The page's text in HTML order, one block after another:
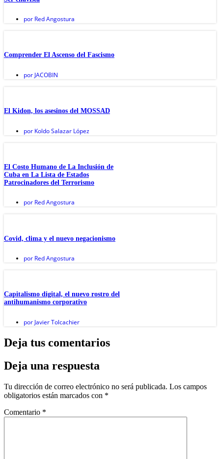
por Red Angostura
Comprender El Ascenso del Fascismo
por JACOBIN
El Kidon, los asesinos del MOSSAD
por Koldo Salazar López
El Costo Humano de La Inclusión de
Cuba en La Lista de Estados
Patrocinadores del Terrorismo
por Red Angostura
Covid, clima y el nuevo negacionismo
por Red Angostura
Capitalismo digital, el nuevo rostro del
antihumanismo corporativo
por Javier Tolcachier
Deja tus comentarios
Deja una respuesta
Tu dirección de correo electrónico no será publicada. Los campos
obligatorios están marcados con *
Comentario *